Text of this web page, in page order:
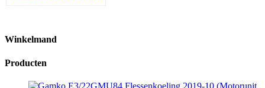
Winkelmand
Producten